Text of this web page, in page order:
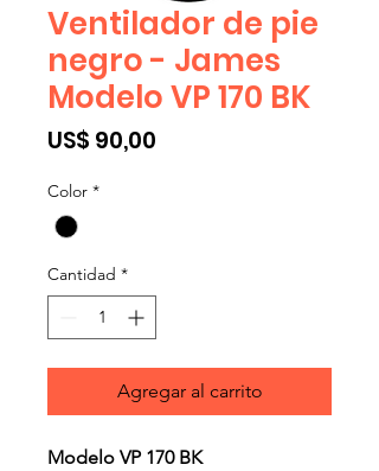
Ventilador de pie
negro - James
Modelo VP 170 BK
US$ 90,00
Color *
Cantidad *
Agregar al carrito
Modelo VP 170 BK